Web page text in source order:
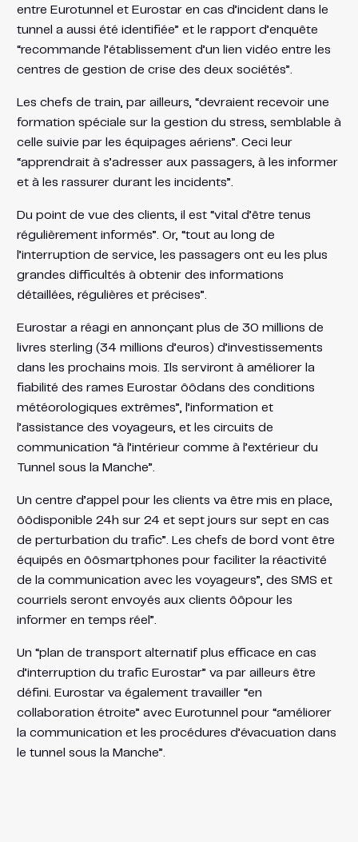
entre Eurotunnel et Eurostar en cas d’incident dans le
tunnel a aussi été identifiée” et le rapport d’enquête
“recommande l’établissement d’un lien vidéo entre les
centres de gestion de crise des deux sociétés”.
Les chefs de train, par ailleurs, “devraient recevoir une
formation spéciale sur la gestion du stress, semblable à
celle suivie par les équipages aériens”. Ceci leur
“apprendrait à s’adresser aux passagers, à les informer
et à les rassurer durant les incidents”.
Du point de vue des clients, il est “vital d’être tenus
régulièrement informés”. Or, “tout au long de
l’interruption de service, les passagers ont eu les plus
grandes difficultés à obtenir des informations
détaillées, régulières et précises”.
Eurostar a réagi en annonçant plus de 30 millions de
livres sterling (34 millions d’euros) d’investissements
dans les prochains mois. Ils serviront à améliorer la
fiabilité des rames Eurostar ôôdans des conditions
météorologiques extrêmes”, l’information et
l’assistance des voyageurs, et les circuits de
communication “à l’intérieur comme à l’extérieur du
Tunnel sous la Manche”.
Un centre d’appel pour les clients va être mis en place,
ôôdisponible 24h sur 24 et sept jours sur sept en cas
de perturbation du trafic”. Les chefs de bord vont être
équipés en ôôsmartphones pour faciliter la réactivité
de la communication avec les voyageurs”, des SMS et
courriels seront envoyés aux clients ôôpour les
informer en temps réel”.
Un “plan de transport alternatif plus efficace en cas
d’interruption du trafic Eurostar” va par ailleurs être
défini. Eurostar va également travailler “en
collaboration étroite” avec Eurotunnel pour “améliorer
la communication et les procédures d’évacuation dans
le tunnel sous la Manche”.